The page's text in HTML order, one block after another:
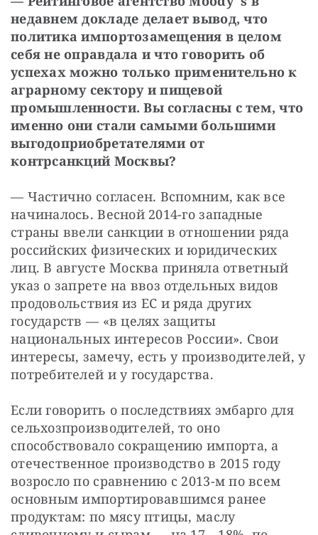
недавнем докладе делает вывод, что
политика импортозамещения в целом
себя не оправдала и что говорить об
успехах можно только применительно к
аграрному сектору и пищевой
промышленности. Вы согласны с тем, что
именно они стали самыми большими
выгодоприобретателями от
контрсанкций Москвы?
— Частично согласен. Вспомним, как все
начиналось. Весной 2014-го западные
страны ввели санкции в отношении ряда
российских физических и юридических
лиц. В августе Москва приняла ответный
указ о запрете на ввоз отдельных видов
продовольствия из ЕС и ряда других
государств — «в целях защиты
национальных интересов России». Свои
интересы, замечу, есть у производителей, у
потребителей и у государства.
Если говорить о последствиях эмбарго для
сельхозпроизводителей, то оно
способствовало сокращению импорта, а
отечественное производство в 2015 году
возросло по сравнению с 2013-м по всем
основным импортировавшимся ранее
продуктам: по мясу птицы, маслу